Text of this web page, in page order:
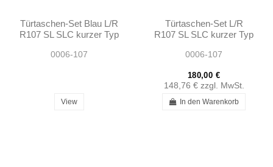
Türtaschen-Set Blau L/R
R107 SL SLC kurzer Typ
0006-107
View
Türtaschen-Set L/R
R107 SL SLC kurzer Typ
0006-107
180,00 €
148,76 € zzgl. MwSt.
In den Warenkorb